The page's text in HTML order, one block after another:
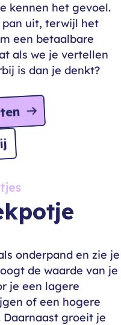
kennen het gevoel.
pan uit, terwijl het
een betaalbare
als we je vertellen
is dan je denkt?
onderpand en zie je
de waarde van je
je een lagere
of een hogere
groeit je